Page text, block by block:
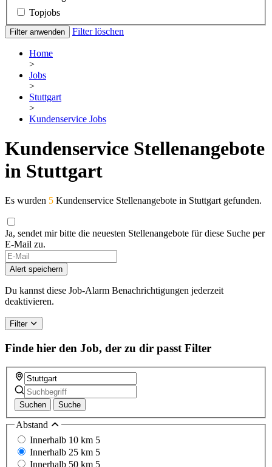
Topjobs
Filter anwenden Filter löschen
Home
>
Jobs
>
Stuttgart
>
Kundenservice Jobs
Kundenservice Stellenangebote
in Stuttgart
Es wurden 5 Kundenservice Stellenangebote in Stuttgart gefunden.
Ja, sendet mir bitte die neuesten Stellenangebote für diese Suche per
E-Mail zu.
Alert speichern
Du kannst diese Job-Alarm Benachrichtigungen jederzeit
deaktivieren.
Filter
Finde hier den Job, der zu dir passt Filter
Suchen Suche
Abstand
Innerhalb 10 km 5
Innerhalb 25 km 5
Innerhalb 50 km 5